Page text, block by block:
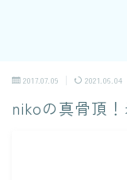
2017.07.09 2021.06.04
nikoの真骨頂！